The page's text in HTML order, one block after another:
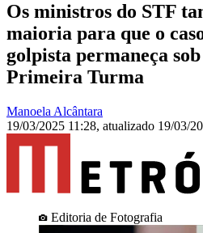
Os ministros do STF
maioria para que o
golpista permaneça
Primeira Turma
Manoela Alcântara
19/03/2025 11:28, atualizado 19/03/
Editoria de Fotografia